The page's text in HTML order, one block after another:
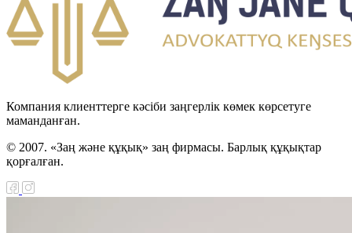
Компания клиенттерге кәсіби заңгерлік көмек көрсетуге
маманданған.
© 2007. «Заң және құқық» заң фирмасы. Барлық құқықтар
қорғалған.